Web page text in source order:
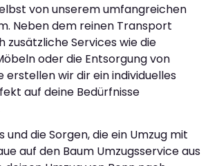
von unserem umfangreichen
Neben dem reinen Transport
zusätzliche Services wie die
oder die Entsorgung von
wir dir ein individuelles
auf deine Bedürfnisse
und die Sorgen, die ein Umzug mit
auf den Baum Umzugsservice aus